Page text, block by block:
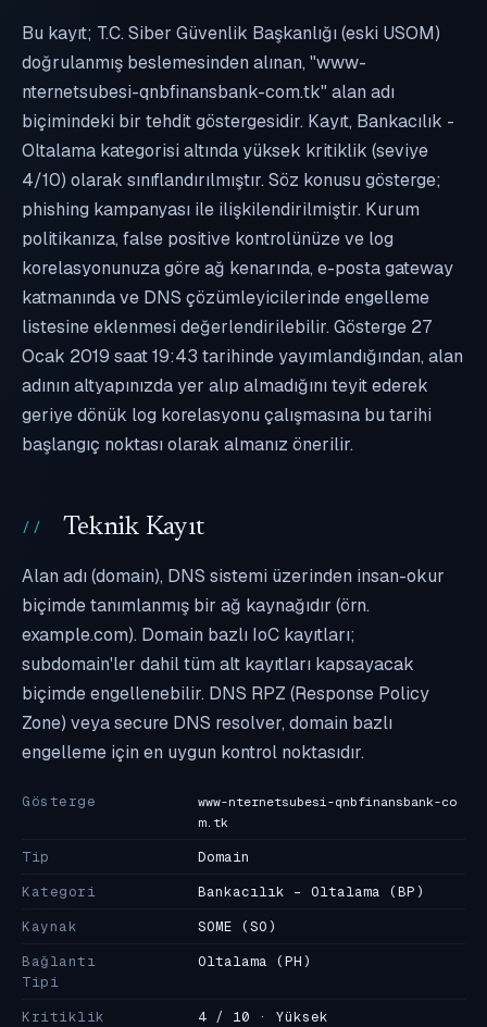
Bu kayıt; T.C. Siber Güvenlik Başkanlığı (eski USOM)
doğrulanmış beslemesinden alınan, "www-
nternetsubesi-qnbfinansbank-com.tk" alan adı
biçimindeki bir tehdit göstergesidir. Kayıt, Bankacılık -
Oltalama kategorisi altında yüksek kritiklik (seviye
4/10) olarak sınıflandırılmıştır. Söz konusu gösterge;
phishing kampanyası ile ilişkilendirilmiştir. Kurum
politikanıza, false positive kontrolünüze ve log
korelasyonunuza göre ağ kenarında, e-posta gateway
katmanında ve DNS çözümleyicilerinde engelleme
listesine eklenmesi değerlendirilebilir. Gösterge 27
Ocak 2019 saat 19:43 tarihinde yayımlandığından, alan
adının altyapınızda yer alıp almadığını teyit ederek
geriye dönük log korelasyonu çalışmasına bu tarihi
başlangıç noktası olarak almanız önerilir.
Teknik Kayıt
Alan adı (domain), DNS sistemi üzerinden insan-okur
biçimde tanımlanmış bir ağ kaynağıdır (örn.
example.com). Domain bazlı IoC kayıtları;
subdomain'ler dahil tüm alt kayıtları kapsayacak
biçimde engellenebilir. DNS RPZ (Response Policy
Zone) veya secure DNS resolver, domain bazlı
engelleme için en uygun kontrol noktasıdır.
Gösterge
www-nternetsubesi-qnbfinansbank-co
m.tk
Tip
Domain
Kategori
Bankacılık - Oltalama (BP)
Kaynak
SOME (SO)
Bağlantı
Tipi
Oltalama (PH)
Kritiklik
4 / 10 · Yüksek